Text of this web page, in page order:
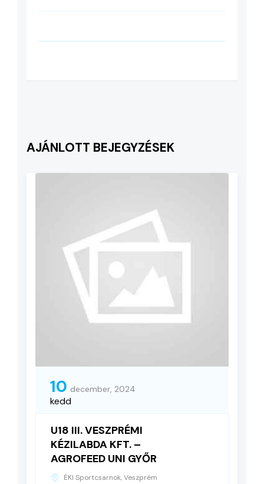
AJÁNLOTT BEJEGYZÉSEK
10 december, 2024
kedd
U18 III. VESZPRÉMI
KÉZILABDA KFT. –
AGROFEED UNI GYŐR
ÉKI Sportcsarnok, Veszprém